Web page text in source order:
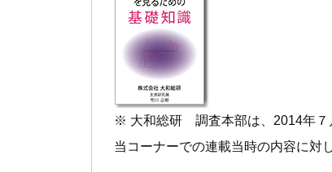
※ 大和総研 調査本部は、2014年７
当コーナーでの連載当時の内容に対